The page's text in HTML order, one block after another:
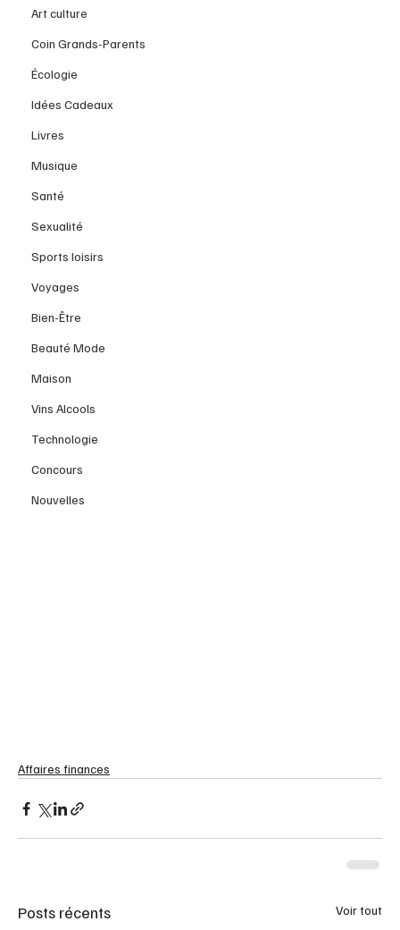
Art culture
Coin Grands-Parents
Écologie
Idées Cadeaux
Livres
Musique
Santé
Sexualité
Sports loisirs
Voyages
Bien-Être
Beauté Mode
Maison
Vins Alcools
Technologie
Concours
Nouvelles
Affaires finances
Posts récents Voir tout